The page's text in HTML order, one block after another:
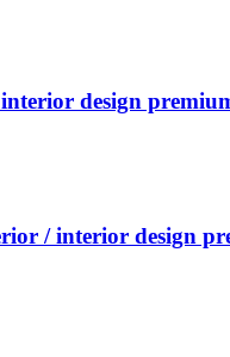
interior design
/ interior design